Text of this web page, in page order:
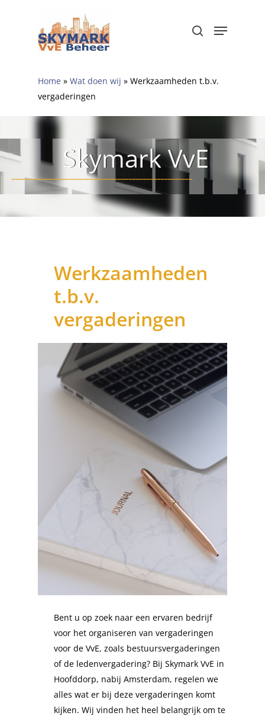
search
Menu
Home » Wat doen wij » Werkzaamheden t.b.v.
vergaderingen
___________________________________________________
Skymark VvE
Werkzaamheden
t.b.v.
vergaderingen
Bent u op zoek naar een ervaren bedrijf
voor het organiseren van vergaderingen
voor de VvE, zoals bestuursvergaderingen
of de ledenvergadering? Bij Skymark VvE in
Hoofddorp, nabij Amsterdam, regelen we
alles wat er bij deze vergaderingen komt
kijken. Wij vinden het heel belangrijk om te